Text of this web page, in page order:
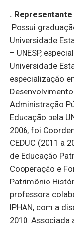
. Representante
Possui
Universidade
– UNESP,
Universidade
especialização
Administração
Educação pela
2006, foi
CEDUC (2011 a
de Educação
Cooperação e
Patrimônio
professora
IPHAN, com a
2010. Associada